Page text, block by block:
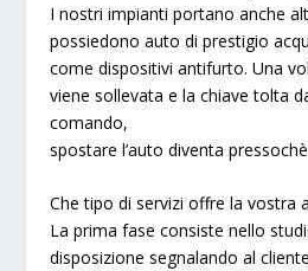
I nostri impianti portano anche
possiedono auto di prestigio
come dispositivi antifurto. Una
viene sollevata e la chiave tolta
comando,
spostare l’auto diventa
Che tipo di servizi offre la vostra
La prima fase consiste nello
disposizione segnalando al